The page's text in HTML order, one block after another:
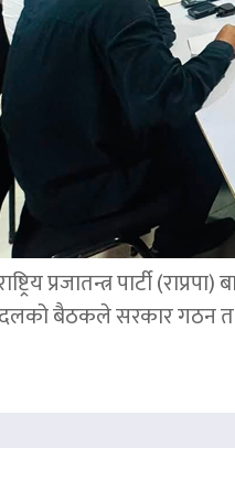
प्रजातन्त्र पार्टी
बैठकले सरकार गठन